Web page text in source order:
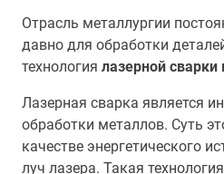
Отрасль металлургии
давно для обработки
технология лазерной сварки
Лазерная сварка является
обработки металлов. Суть
качестве энергетического
луч лазера. Такая